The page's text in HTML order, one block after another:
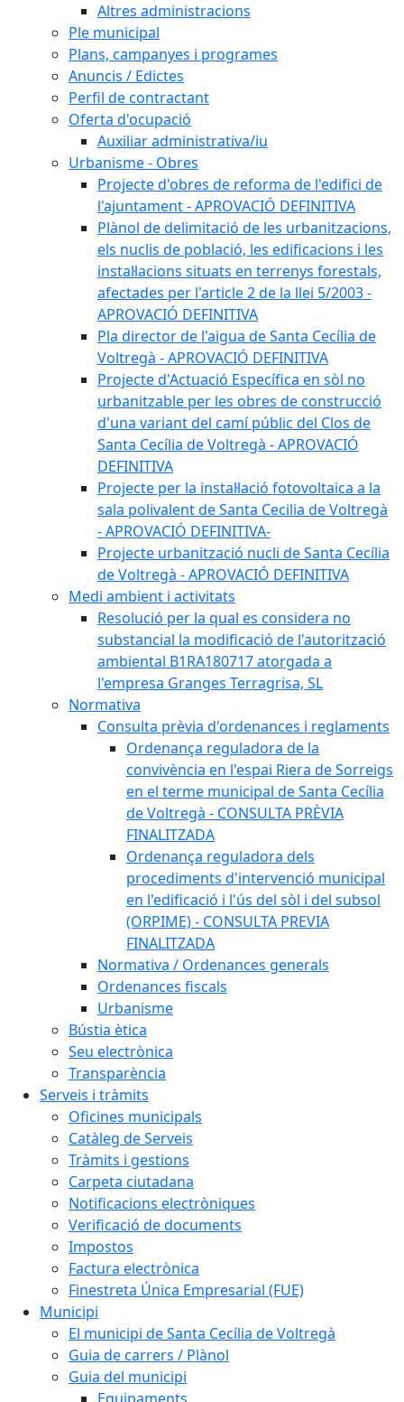
Altres administracions
Ple municipal
Plans, campanyes i programes
Anuncis / Edictes
Perfil de contractant
Oferta d'ocupació
Auxiliar administrativa/iu
Urbanisme - Obres
Projecte d'obres de reforma de l'edifici de
l'ajuntament - APROVACIÓ DEFINITIVA
Plànol de delimitació de les urbanitzacions,
els nuclis de població, les edificacions i les
instal·lacions situats en terrenys forestals,
afectades per l'article 2 de la llei 5/2003 -
APROVACIÓ DEFINITIVA
Pla director de l'aigua de Santa Cecília de
Voltregà - APROVACIÓ DEFINITIVA
Projecte d'Actuació Específica en sòl no
urbanitzable per les obres de construcció
d'una variant del camí públic del Clos de
Santa Cecília de Voltregà - APROVACIÓ
DEFINITIVA
Projecte per la instal·lació fotovoltaica a la
sala polivalent de Santa Cecilia de Voltregà
- APROVACIÓ DEFINITIVA-
Projecte urbanització nucli de Santa Cecília
de Voltregà - APROVACIÓ DEFINITIVA
Medi ambient i activitats
Resolució per la qual es considera no
substancial la modificació de l'autorització
ambiental B1RA180717 atorgada a
l'empresa Granges Terragrisa, SL
Normativa
Consulta prèvia d'ordenances i reglaments
Ordenança reguladora de la
convivència en l'espai Riera de Sorreigs
en el terme municipal de Santa Cecília
de Voltregà - CONSULTA PRÈVIA
FINALITZADA
Ordenança reguladora dels
procediments d'intervenció municipal
en l'edificació i l'ús del sòl i del subsol
(ORPIME) - CONSULTA PREVIA
FINALITZADA
Normativa / Ordenances generals
Ordenances fiscals
Urbanisme
Bústia ètica
Seu electrònica
Transparència
Serveis i tràmits
Oficines municipals
Catàleg de Serveis
Tràmits i gestions
Carpeta ciutadana
Notificacions electròniques
Verificació de documents
Impostos
Factura electrònica
Finestreta Única Empresarial (FUE)
Municipi
El municipi de Santa Cecília de Voltregà
Guia de carrers / Plànol
Guia del municipi